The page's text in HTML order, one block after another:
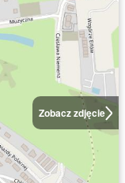
Zobacz zdjęcie